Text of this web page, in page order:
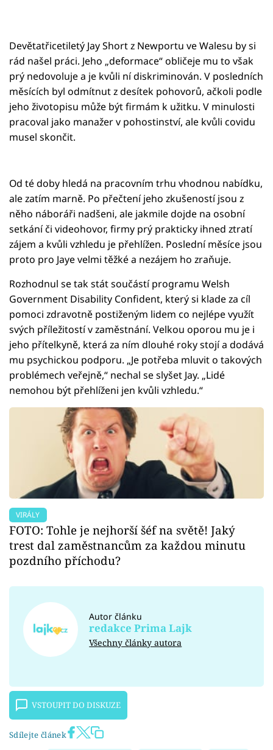
Devětatřicetiletý Jay Short z Newportu ve Walesu by si
rád našel práci. Jeho „deformace“ obličeje mu to však
prý nedovoluje a je kvůli ní diskriminován. V posledních
měsících byl odmítnut z desítek pohovorů, ačkoli podle
jeho životopisu může být firmám k užitku. V minulosti
pracoval jako manažer v pohostinství, ale kvůli covidu
musel skončit.
Od té doby hledá na pracovním trhu vhodnou nabídku,
ale zatím marně. Po přečtení jeho zkušeností jsou z
něho náboráři nadšeni, ale jakmile dojde na osobní
setkání či videohovor, firmy prý prakticky ihned ztratí
zájem a kvůli vzhledu je přehlížen. Poslední měsíce jsou
proto pro Jaye velmi těžké a nezájem ho zraňuje.
Rozhodnul se tak stát součástí programu Welsh
Government Disability Confident, který si klade za cíl
pomoci zdravotně postiženým lidem co nejlépe využít
svých příležitostí v zaměstnání. Velkou oporou mu je i
jeho přítelkyně, která za ním dlouhé roky stojí a dodává
mu psychickou podporu. „Je potřeba mluvit o takových
problémech veřejně,“ nechal se slyšet Jay. „Lidé
nemohou být přehlíženi jen kvůli vzhledu.“
VIRÁLY
FOTO: Tohle je nejhorší šéf na světě! Jaký
trest dal zaměstnancům za každou minutu
pozdního příchodu?
Autor článku
redakce Prima Lajk
Všechny články autora
VSTOUPIT DO DISKUZE
Sdílejte článek